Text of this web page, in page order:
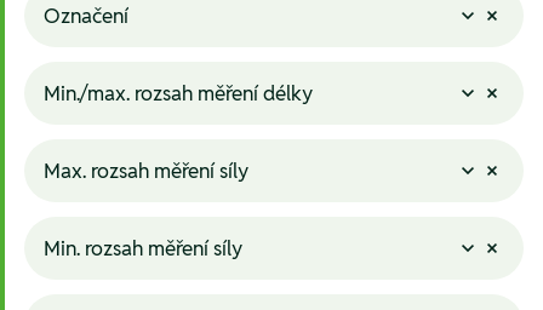
Označení
Min./max. rozsah měření délky
Max. rozsah měření síly
Min. rozsah měření síly